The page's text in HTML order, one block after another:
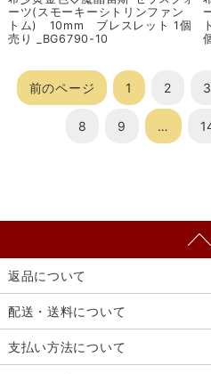
ーツ(スモーキーシトリンファン
トム) 10mm ブレスレット 1個
売り _BG6790-10
前のページ 1 2 3
8 9 …
返品について
配送・送料について
支払い方法について